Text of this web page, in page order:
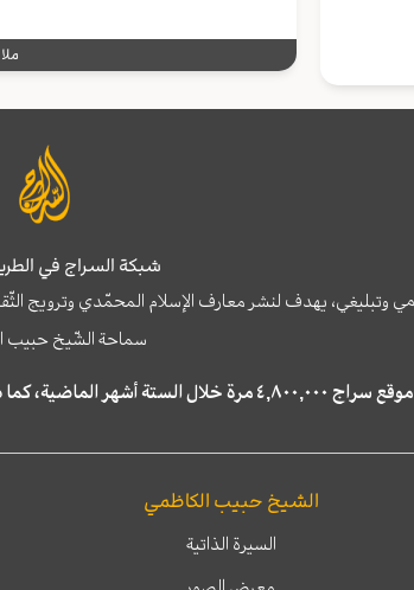
شبكة السراج في
وتبليغي، يهدف لنشر معارف الإسلام المحمّدي
سماحة الشّيخ حبيب
كما ظهر في نتائج البحث في محركات البحث٢٢,٢٩٠,٠٠٠ مرّة.
الشيخ حبيب الكاظمي
السيرة الذاتية